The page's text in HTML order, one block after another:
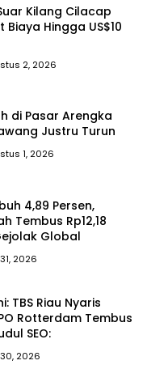
Kilang Cilacap
Biaya Hingga US$10
2, 2026
di Pasar Arengka
Justru Turun
1, 2026
4,89 Persen,
Tembus Rp12,18
Global
2026
TBS Riau Nyaris
Rotterdam Tembus
per Kg Judul SEO:
2026